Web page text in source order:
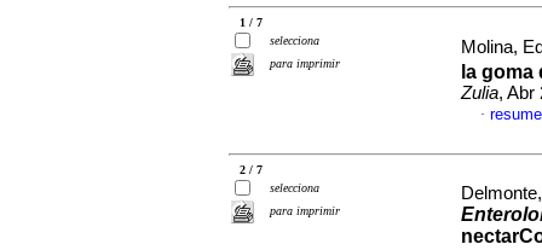
1 / 7
selecciona
para imprimir
Molina,
la
Zulia, Abr
·
2 / 7
selecciona
para imprimir
nectar